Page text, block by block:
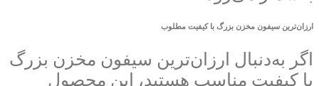
ارزان‌ترین سیفون مخزن بزرگ با کیفیت مطلوب
اگر به‌دنبال ارزان‌ترین سیفون مخزن بزرگ
با کیفیت مناسب هستید، این محصول